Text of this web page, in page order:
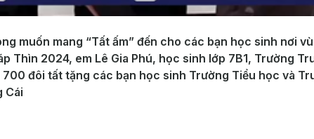
muốn mang “Tất ấm” đến cho các bạn học sinh nơi
Thìn 2024, em Lê Gia Phú, học sinh lớp 7B1, Trường
đôi tất tặng các bạn học sinh Trường Tiểu học và
Cái